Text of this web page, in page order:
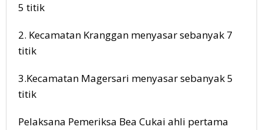
5 titik
2. Kecamatan Kranggan menyasar sebanyak 7
titik
3.Kecamatan Magersari menyasar sebanyak 5
titik
Pelaksana Pemeriksa Bea Cukai ahli pertama